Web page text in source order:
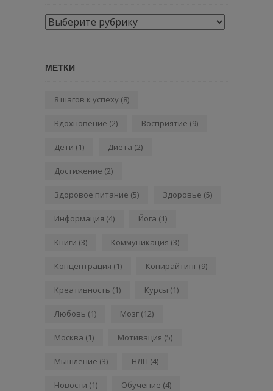
Рубрики
МЕТКИ
8 шагов к успеху (8)
Вдохновение (2) Восприятие (9)
Дети (1) Диета (2)
Достижение (2)
Здоровое питание (5) Здоровье (5)
Информация (4) Йога (1)
Книги (3) Коммуникация (3)
Концентрация (1) Копирайтинг (9)
Креативность (1) Курсы (1)
Любовь (1) Мозг (12)
Москва (1) Мотивация (5)
Мышление (3) НЛП (4)
Новости (1) Обучение (4)